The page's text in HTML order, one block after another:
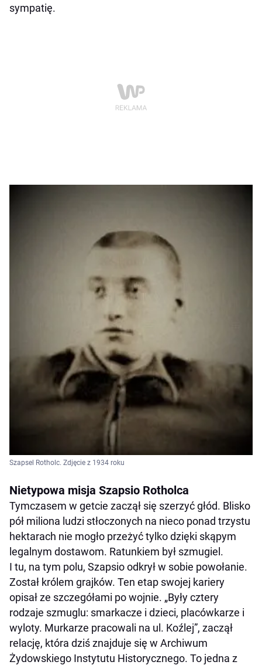
sympatię.
Szapsel Rotholc. Zdjęcie z 1934 roku
Nietypowa misja Szapsio Rotholca
Tymczasem w getcie zaczął się szerzyć głód. Blisko
pół miliona ludzi stłoczonych na nieco ponad trzystu
hektarach nie mogło przeżyć tylko dzięki skąpym
legalnym dostawom. Ratunkiem był szmugiel.
I tu, na tym polu, Szapsio odkrył w sobie powołanie.
Został królem grajków. Ten etap swojej kariery
opisał ze szczegółami po wojnie. „Były cztery
rodzaje szmuglu: smarkacze i dzieci, placówkarze i
wyloty. Murkarze pracowali na ul. Koźlej”, zaczął
relację, która dziś znajduje się w Archiwum
Żydowskiego Instytutu Historycznego. To jedna z